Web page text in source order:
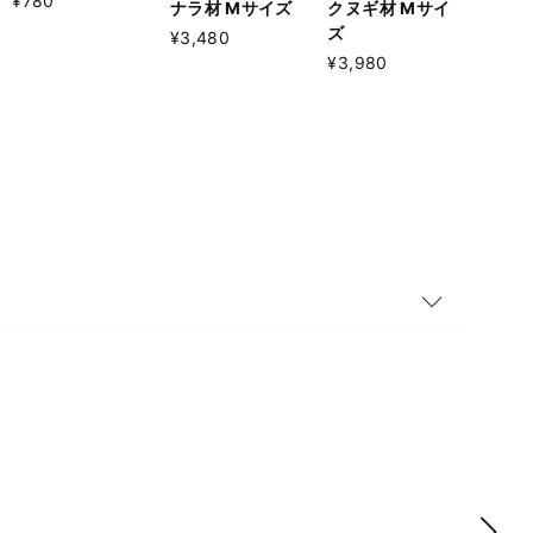
ナラ材 Mサイズ
¥3,480
クヌギ材 Mサイ
ズ
¥3,980